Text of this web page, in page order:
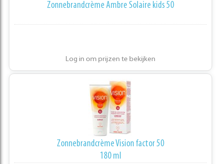
Zonnebrandcrème Ambre Solaire kids 50
Log in om prijzen te bekijken
Zonnebrandcrème Vision factor 50
180 ml